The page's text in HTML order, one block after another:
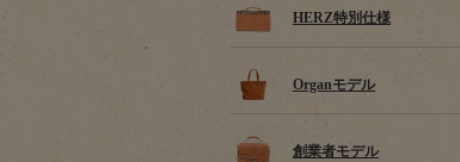
HERZ特別仕様
Organモデル
創業者モデル